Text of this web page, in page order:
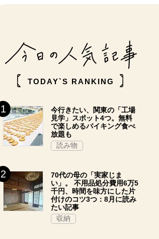
TODAY`S RANKING
今行きたい、関東の「工場
見学」スポット4つ。無料
で楽しめるバイキング食べ
放題も
読み物
70代の母の「実家じま
い」。 不用品処分費用6万5
千円、時間を味方にした片
付けのコツ3つ：8月に読み
たい記事
収納